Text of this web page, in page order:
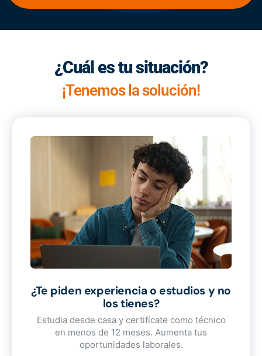
¿Cuál es tu situación?
¡Tenemos la solución!
¿Te piden experiencia o estudios y no
los tienes?
Estudia desde casa y certifícate como técnico
en menos de 12 meses. Aumenta tus
oportunidades laborales.